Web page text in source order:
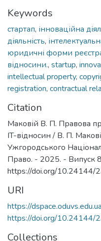
Keywords
стартап, інноваційна
діяльність,
юридичні форми
відносини., startup,
intellectual property,
registration, contractual
Citation
Маковій В. П. Правова
IT-відносин / В. П.
Ужгородського
Право. - 2025. - Випуск
https://doi.org/10.24144/
URI
https://
https://doi.org/
Collections